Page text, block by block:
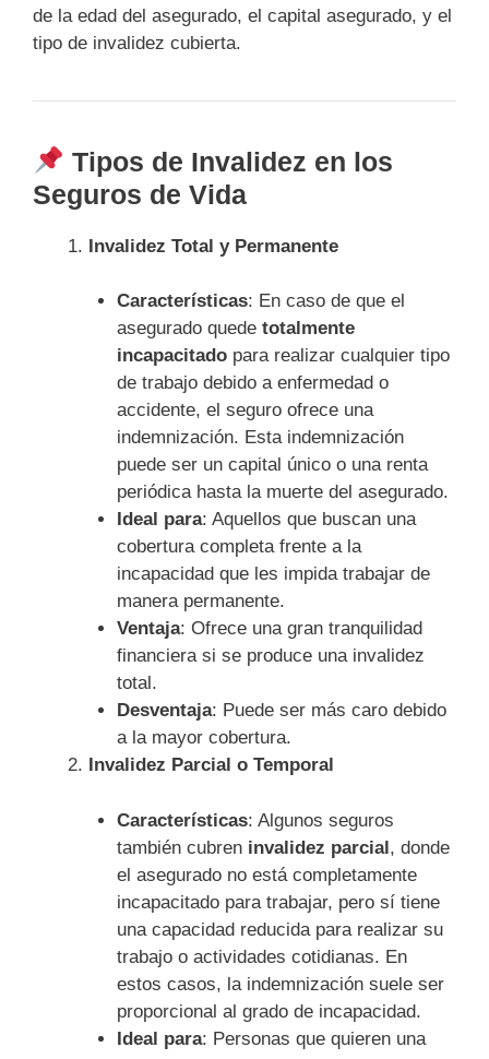
de la edad del asegurado, el capital asegurado, y el
tipo de invalidez cubierta.
Tipos de Invalidez en los
Seguros de Vida
Invalidez Total y Permanente
Características: En caso de que el
asegurado quede totalmente
incapacitadopara realizar cualquier tipo
de trabajo debido a enfermedad o
accidente, el seguro ofrece una
indemnización. Esta indemnización
puede ser un capital único o una renta
periódica hasta la muerte del asegurado.
Ideal para: Aquellos que buscan una
cobertura completa frente a la
incapacidad que les impida trabajar de
manera permanente.
Ventaja: Ofrece una gran tranquilidad
financiera si se produce una invalidez
total.
Desventaja: Puede ser más caro debido
a la mayor cobertura.
Invalidez Parcial o Temporal
Características: Algunos seguros
también cubren invalidez parcial, donde
el asegurado no está completamente
incapacitado para trabajar, pero sí tiene
una capacidad reducida para realizar su
trabajo o actividades cotidianas. En
estos casos, la indemnización suele ser
proporcional al grado de incapacidad.
Ideal para: Personas que quieren una